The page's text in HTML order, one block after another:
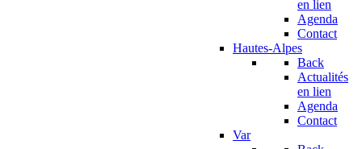
en lien
Agenda
Contact
Hautes-Alpes
Back
Actualités
en lien
Agenda
Contact
Var